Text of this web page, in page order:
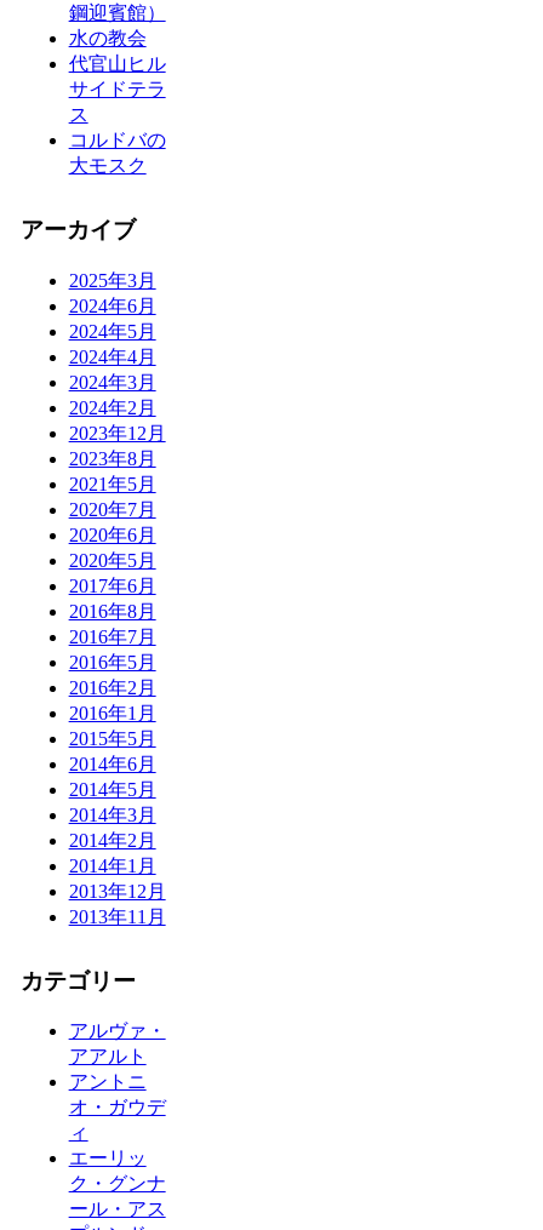
鋼迎賓館）
水の教会
代官山ヒル
サイドテラ
ス
コルドバの
大モスク
アーカイブ
2025年3月
2024年6月
2024年5月
2024年4月
2024年3月
2024年2月
2023年12月
2023年8月
2021年5月
2020年7月
2020年6月
2020年5月
2017年6月
2016年8月
2016年7月
2016年5月
2016年2月
2016年1月
2015年5月
2014年6月
2014年5月
2014年3月
2014年2月
2014年1月
2013年12月
2013年11月
カテゴリー
アルヴァ・
アアルト
アントニ
オ・ガウデ
ィ
エーリッ
ク・グンナ
ール・アス